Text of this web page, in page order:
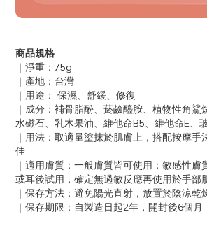
商品規格
｜淨重：75g
｜產地：台灣
｜用途： 保濕、舒緩、修復
｜成分：補骨脂酚、菸鹼醯胺、植物性角鯊
水磁石、乳木果油、維他命B5、維他命E、
｜用法：取適量塗抹於肌膚上，搭配按摩手
佳
｜適用膚質：一般膚質皆可使用；敏感性膚
或耳後試用，確定無過敏反應再使用於手部
｜保存方法：避免陽光直射，放置於陰涼乾
｜保存期限：自製造日起2年，開封後6個月